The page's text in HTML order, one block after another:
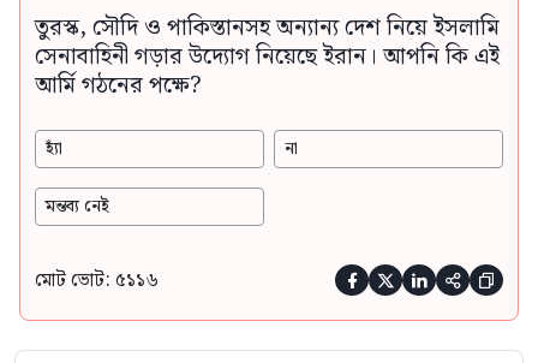
তুরস্ক, সৌদি ও পাকিস্তানসহ অন্যান্য দেশ নিয়ে ইসলামি
সেনাবাহিনী গড়ার উদ্যোগ নিয়েছে ইরান। আপনি কি এই
আর্মি গঠনের পক্ষে?
হ্যাঁ না
মন্তব্য নেই
মোট ভোট: ৫১১৬     